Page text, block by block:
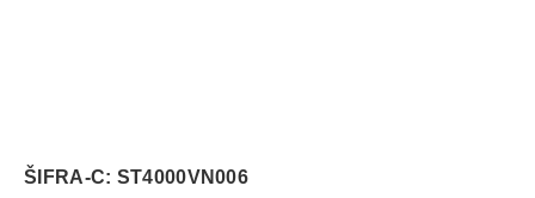
ŠIFRA-C: ST4000VN006